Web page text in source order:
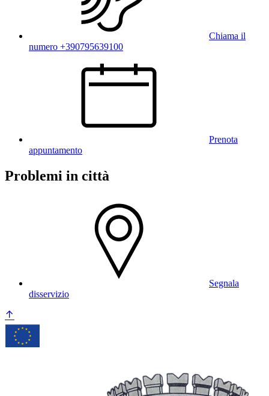
Chiama il
numero +390795639100
Prenota
appuntamento
Problemi in città
Segnala
disservizio